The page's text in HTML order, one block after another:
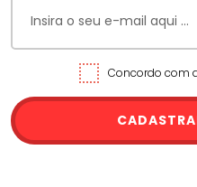
Concordo com